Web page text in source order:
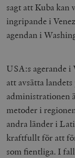
sagt att Kuba kan
ingripande i
agendan i
USA:s agerande
att avsätta
administrationen
metoder i
andra länder i
kraftfullt för att
som fientliga. I